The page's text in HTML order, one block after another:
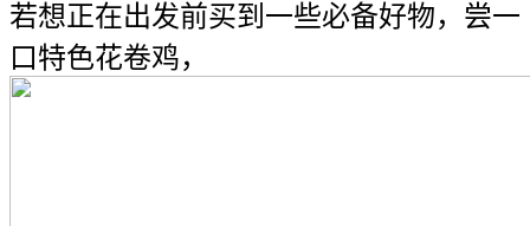
若想正在出发前买到一些必备好物，尝一
口特色花卷鸡，